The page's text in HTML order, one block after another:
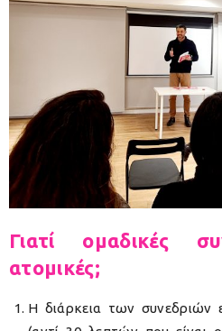
Γιατί ομαδικές
ατομικές;
Η διάρκεια των συνεδριών